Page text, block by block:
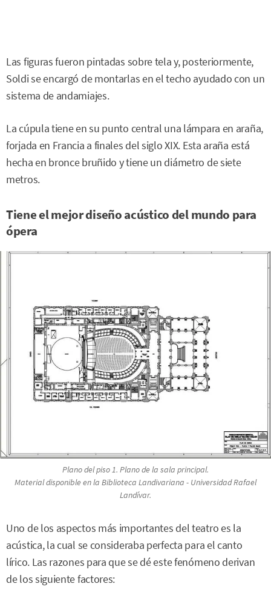
Las figuras fueron pintadas sobre tela y, posteriormente,
Soldi se encargó de montarlas en el techo ayudado con un
sistema de andamiajes.
La cúpula tiene en su punto central una lámpara en araña,
forjada en Francia a finales del siglo XIX. Esta araña está
hecha en bronce bruñido y tiene un diámetro de siete
metros.
Tiene el mejor diseño acústico del mundo para
ópera
Plano del piso 1. Plano de la sala principal.
Material disponible en la Biblioteca Landivariana - Universidad Rafael
Landívar.
Uno de los aspectos más importantes del teatro es la
acústica, la cual se consideraba perfecta para el canto
lírico. Las razones para que se dé este fenómeno derivan
de los siguiente factores: